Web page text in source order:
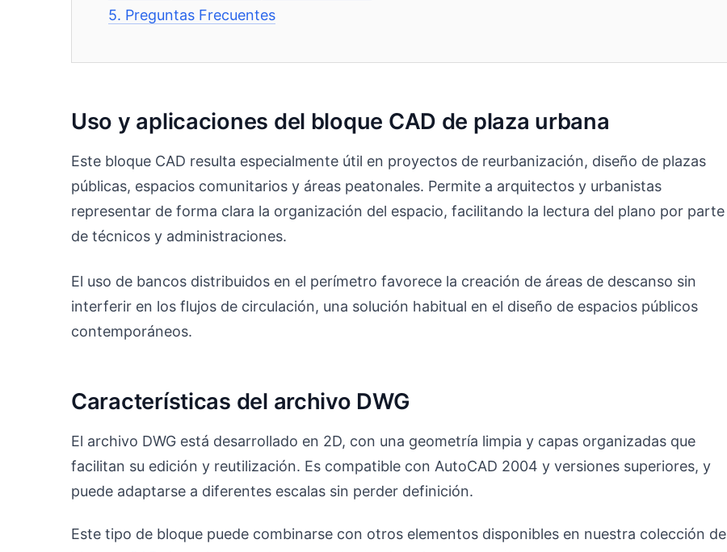
5. Preguntas Frecuentes
Uso y aplicaciones del bloque CAD de plaza urbana
Este bloque CAD resulta especialmente útil en proyectos de reurbanización, diseño de plazas
públicas, espacios comunitarios y áreas peatonales. Permite a arquitectos y urbanistas
representar de forma clara la organización del espacio, facilitando la lectura del plano por parte
de técnicos y administraciones.
El uso de bancos distribuidos en el perímetro favorece la creación de áreas de descanso sin
interferir en los flujos de circulación, una solución habitual en el diseño de espacios públicos
contemporáneos.
Características del archivo DWG
El archivo DWG está desarrollado en 2D, con una geometría limpia y capas organizadas que
facilitan su edición y reutilización. Es compatible con AutoCAD 2004 y versiones superiores, y
puede adaptarse a diferentes escalas sin perder definición.
Este tipo de bloque puede combinarse con otros elementos disponibles en nuestra colección de